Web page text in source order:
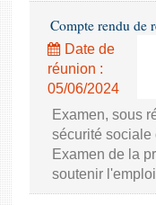
Compte rendu de
Date de
réunion :
05/06/2024
Examen, sous
sécurité sociale
Examen de la
soutenir